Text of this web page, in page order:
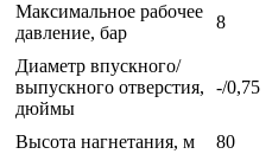
Максимальное рабочее
давление, бар
8
Диаметр впускного/
выпускного отверстия,
дюймы
-/0,75
Высота нагнетания, м
80